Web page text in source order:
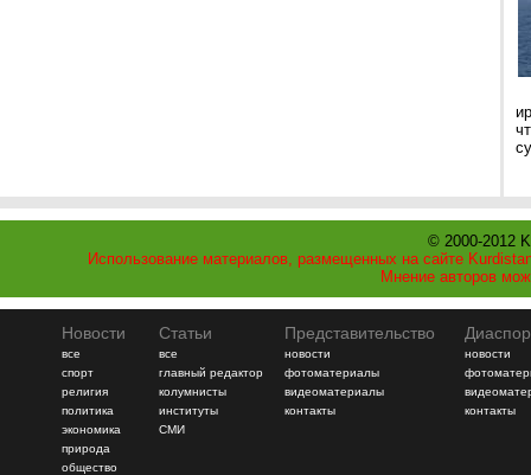
© 2000-2012
Использование материалов, размещенных на сайте
Мнение авторов
Новости
все
спорт
религия
политика
экономика
природа
общество
Статьи
все
главный редактор
колумнисты
институты
СМИ
Представительство
новости
фотоматериалы
видеоматериалы
контакты
новости
контакты